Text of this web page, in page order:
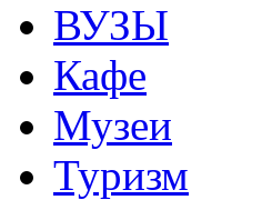
ВУЗЫ
Кафе
Музеи
Туризм